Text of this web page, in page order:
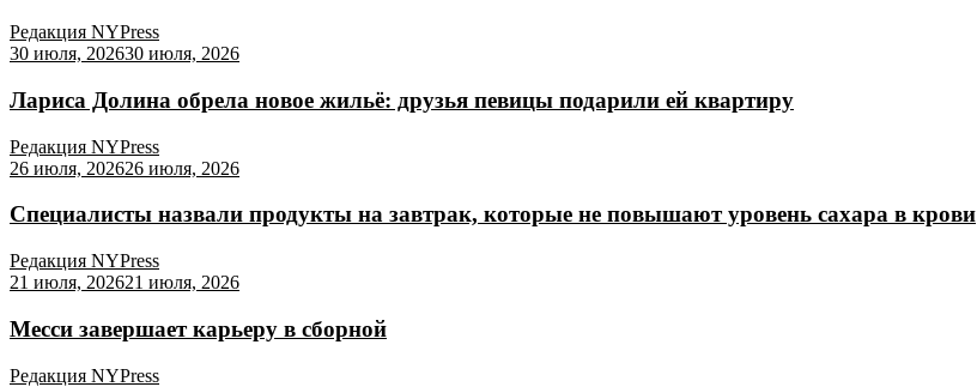
Редакция NYPress
30 июля, 202630 июля, 2026
Лариса Долина обрела новое жильё: друзья певицы подарили ей квартиру
Редакция NYPress
26 июля, 202626 июля, 2026
Специалисты назвали продукты на завтрак, которые не повышают уровень сахара в крови
Редакция NYPress
21 июля, 202621 июля, 2026
Месси завершает карьеру в сборной
Редакция NYPress